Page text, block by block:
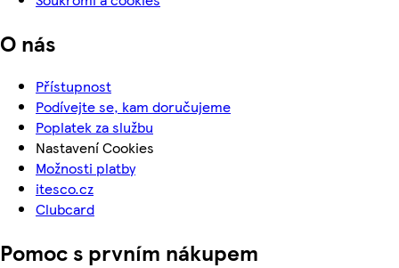
O nás
Přístupnost
Podívejte se, kam doručujeme
Poplatek za službu
Nastavení Cookies
Možnosti platby
itesco.cz
Clubcard
Pomoc s prvním nákupem